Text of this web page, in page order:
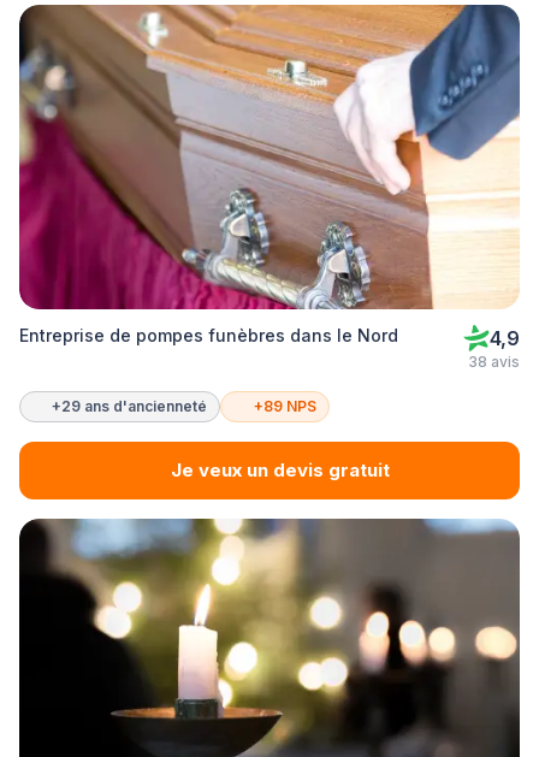
Entreprise de pompes funèbres dans le Nord 4,9
38 avis
+29 ans d'ancienneté +89 NPS
Je veux un devis gratuit